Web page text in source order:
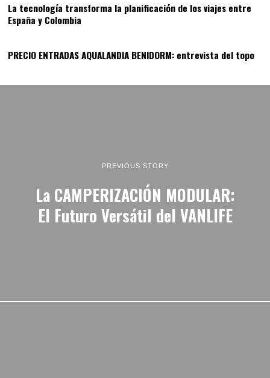
La tecnología transforma la planificación de los viajes entre
España y Colombia
PRECIO ENTRADAS AQUALANDIA BENIDORM: entrevista del topo
PREVIOUS STORY
La CAMPERIZACIÓN MODULAR:
El Futuro Versátil del VANLIFE